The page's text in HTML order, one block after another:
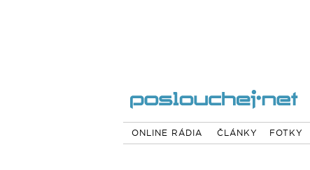
ONLINE RÁDIA ČLÁNKY FOTKY